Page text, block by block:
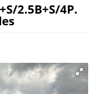
2.5B+S/4P.